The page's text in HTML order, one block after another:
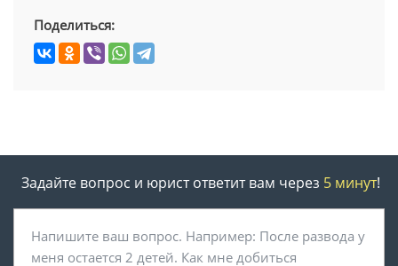
Поделиться:
Задайте вопрос и юрист ответит вам через 5 минут!